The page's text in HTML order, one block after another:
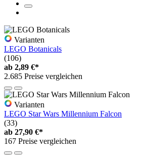
Varianten
LEGO Botanicals
(106)
ab 2,89 €*
2.685 Preise vergleichen
Varianten
LEGO Star Wars Millennium Falcon
(33)
ab 27,90 €*
167 Preise vergleichen